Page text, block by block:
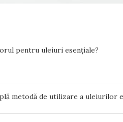
pentru uleiuri esențiale?
metodă de utilizare a uleiurilor